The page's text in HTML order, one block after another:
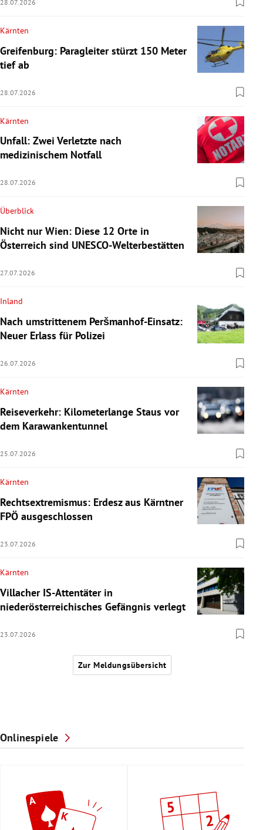
28.07.2026
Kärnten
Greifenburg: Paragleiter stürzt 150 Meter
tief ab
28.07.2026
Kärnten
Unfall: Zwei Verletzte nach
medizinischem Notfall
28.07.2026
Überblick
Nicht nur Wien: Diese 12 Orte in
Österreich sind UNESCO-Welterbestätten
27.07.2026
Inland
Nach umstrittenem Peršmanhof-Einsatz:
Neuer Erlass für Polizei
26.07.2026
Kärnten
Reiseverkehr: Kilometerlange Staus vor
dem Karawankentunnel
25.07.2026
Kärnten
Rechtsextremismus: Erdesz aus Kärntner
FPÖ ausgeschlossen
23.07.2026
Kärnten
Villacher IS-Attentäter in
niederösterreichisches Gefängnis verlegt
23.07.2026
Zur Meldungsübersicht
Onlinespiele